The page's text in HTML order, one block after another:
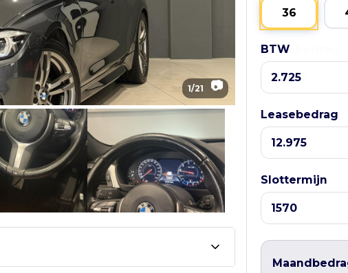
1/21 📷
36
BTW
Leasebedrag
Leasebedrag
Slottermijn